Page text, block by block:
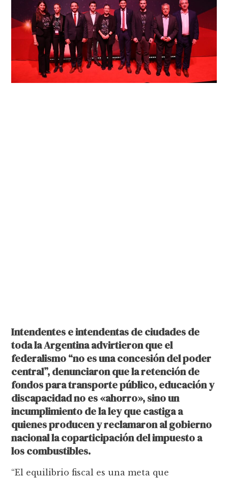
Intendentes e intendentas de ciudades de
toda la Argentina advirtieron que el
federalismo “no es una concesión del poder
central”, denunciaron que la retención de
fondos para transporte público, educación y
discapacidad no es «ahorro», sino un
incumplimiento de la ley que castiga a
quienes producen y reclamaron al gobierno
nacional la coparticipación del impuesto a
los combustibles.
“El equilibrio fiscal es una meta que